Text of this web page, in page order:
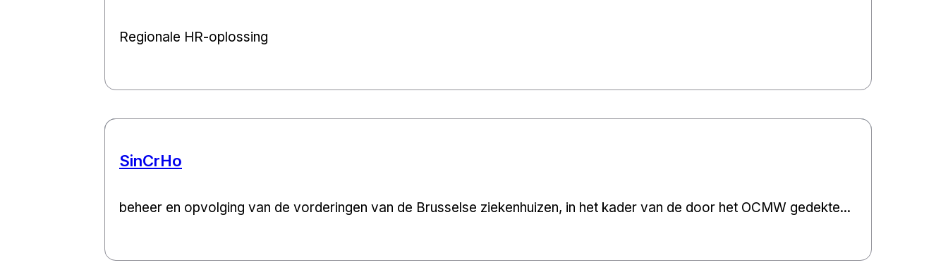
Regionale HR-oplossing
SinCrHo​
beheer en opvolging van de vorderingen van de Brusselse ziekenhuizen, in het kader van de door het OCMW gedekte...